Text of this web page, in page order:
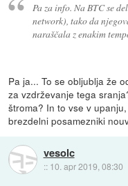
Pa za info. Na BTC se
network), tako da
naraščala z enakim
Pa ja... To se obljublja že
za vzdrževanje tega
štroma? In to vse v
brezdelni posamezniki
vesolc
:: 10. apr 2019, 08:30